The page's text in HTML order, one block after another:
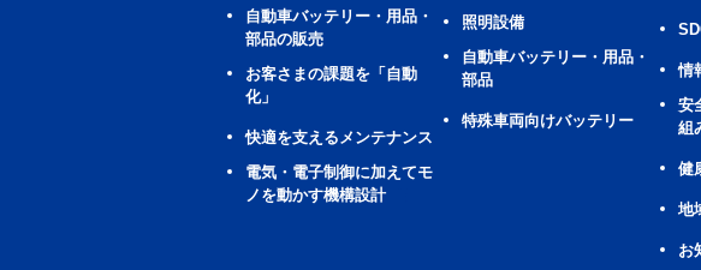
⾃動⾞バッテリー・⽤品・
部品の販売
お客さまの課題を「自動
化」
快適を⽀えるメンテナンス
電気・電子制御に加えてモ
ノを動かす機構設計
照明設備
⾃動⾞バッテリー・⽤品・
部品
特殊車両向けバッテリー
情
安
組
健
地
お